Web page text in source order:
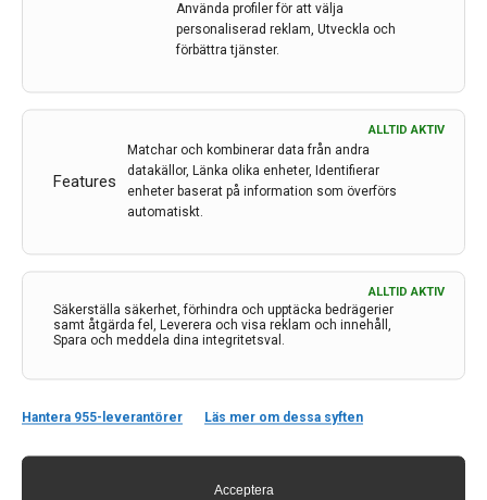
Använda profiler för att välja
personaliserad reklam, Utveckla och
förbättra tjänster.
Features
ALLTID AKTIV
Matchar och kombinerar data från andra
datakällor, Länka olika enheter, Identifierar
enheter baserat på information som överförs
automatiskt.
Säkerställa säkerhet, förhindra och upptäcka bedrägerier
samt åtgärda fel, Leverera och visa reklam och innehåll,
Spara och meddela dina integritetsval.
ALLTID AKTIV
Hantera 955-leverantörer Läs mer om dessa syften
Acceptera
är så plågsam att man inte kan hålla sig stilla.
Neurologi i Sverige